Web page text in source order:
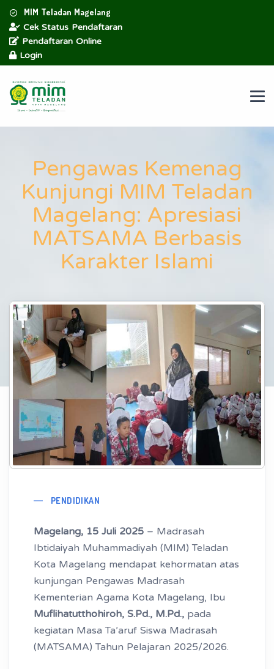
MIM Teladan Magelang
Cek Status Pendaftaran
Pendaftaran Online
Login
Pengawas Kemenag
Kunjungi MIM Teladan
Magelang: Apresiasi
MATSAMA Berbasis
Karakter Islami
PENDIDIKAN
Magelang, 15 Juli 2025 – Madrasah
Ibtidaiyah Muhammadiyah (MIM) Teladan
Kota Magelang mendapat kehormatan atas
kunjungan Pengawas Madrasah
Kementerian Agama Kota Magelang, Ibu
Muflihatutthohiroh, S.Pd., M.Pd., pada
kegiatan Masa Ta’aruf Siswa Madrasah
(MATSAMA) Tahun Pelajaran 2025/2026.